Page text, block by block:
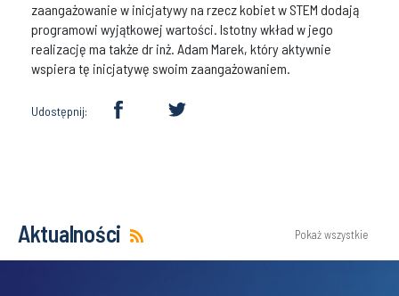
zaangażowanie w inicjatywy na rzecz kobiet w STEM dodają
programowi wyjątkowej wartości. Istotny wkład w jego
realizację ma także dr inż. Adam Marek, który aktywnie
wspiera tę inicjatywę swoim zaangażowaniem.
Udostępnij:
Aktualności Pokaż wszystkie